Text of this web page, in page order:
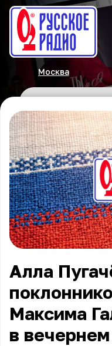
Москва
Алла
Максима
в